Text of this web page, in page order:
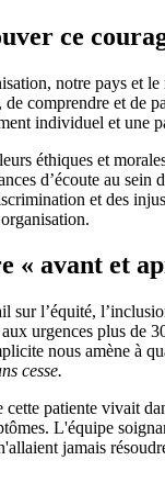
ce
notre pays et
comprendre et
individuel et une
éthiques et
d’écoute au
et des
« avant et
l’équité,
urgences plus
nous amène à
cesse.
patiente vivait
L'équipe
jamais